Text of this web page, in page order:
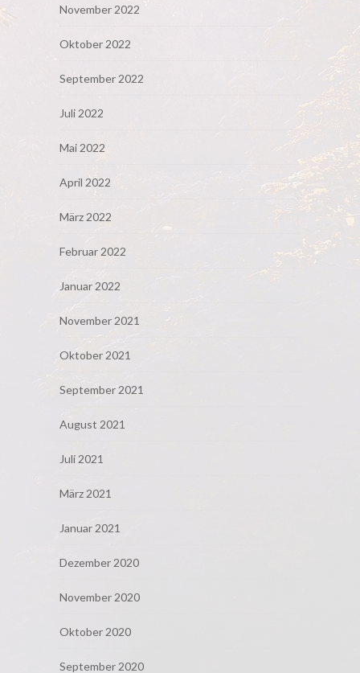
November 2022
Oktober 2022
September 2022
Juli 2022
Mai 2022
April 2022
März 2022
Februar 2022
Januar 2022
November 2021
Oktober 2021
September 2021
August 2021
Juli 2021
März 2021
Januar 2021
Dezember 2020
November 2020
Oktober 2020
September 2020